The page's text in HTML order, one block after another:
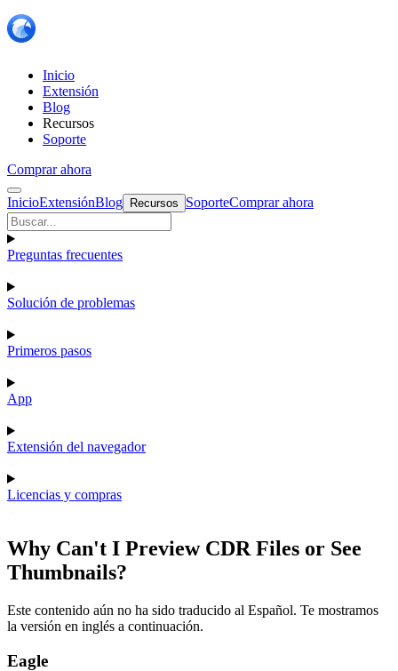
Inicio
Extensión
Blog
Recursos
Soporte
Comprar ahora
InicioExtensiónBlog Recursos SoporteComprar ahora
Preguntas frecuentes
Solución de problemas
Primeros pasos
App
Extensión del navegador
Licencias y compras
Why Can't I Preview CDR Files or See
Thumbnails?
Este contenido aún no ha sido traducido al Español. Te mostramos
la versión en inglés a continuación.
Eagle